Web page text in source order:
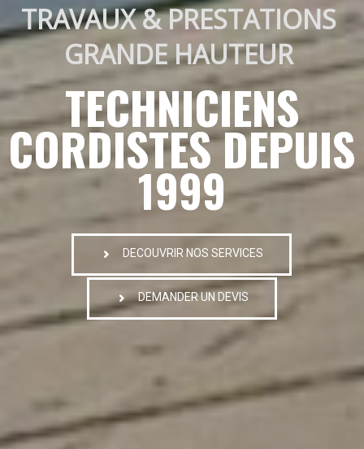
TRAVAUX & PRESTATIONS
GRANDE HAUTEUR
TECHNICIENS
CORDISTES DEPUIS
1999
DECOUVRIR NOS SERVICES
DEMANDER UN DEVIS